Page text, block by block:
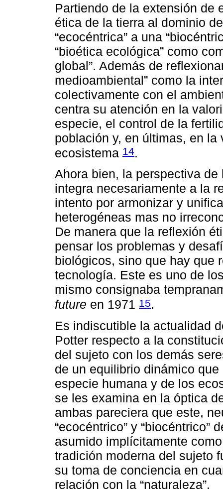
Partiendo de la extensión de
ética de la tierra al dominio
“ecocéntrica” a una
“bioética ecológica” como
global”. Además de
medioambiental” como la
colectivamente con el
centra su atención en la
especie, el control de la
población y, en últimas, en
ecosistema 14.
Ahora bien, la perspectiva
integra necesariamente a la
intento por armonizar y
heterogéneas mas no
De manera que la reflexión
pensar los problemas y
biológicos, sino que hay que
tecnología. Este es uno de
mismo consignaba
future en 1971 15.
Es indiscutible la actualidad
Potter respecto a la
del sujeto con los demás
de un equilibrio dinámico
especie humana y de los
se les examina en la óptica
ambas pareciera que este,
“ecocéntrico” y “biocéntrico”
asumido implícitamente
tradición moderna del sujeto
su toma de conciencia en
relación con la “naturaleza”.